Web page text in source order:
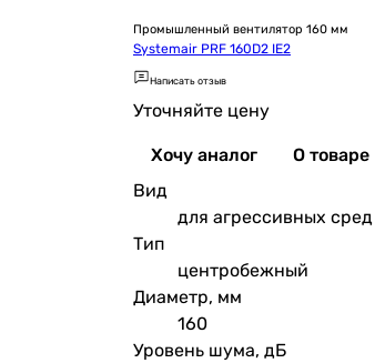
Промышленный вентилятор 160 мм
Systemair PRF 160D2 IE2
Написать отзыв
Уточняйте цену
Хочу аналог
О товаре
Вид
для агрессивных сред
Тип
центробежный
Диаметр, мм
160
Уровень шума, дБ